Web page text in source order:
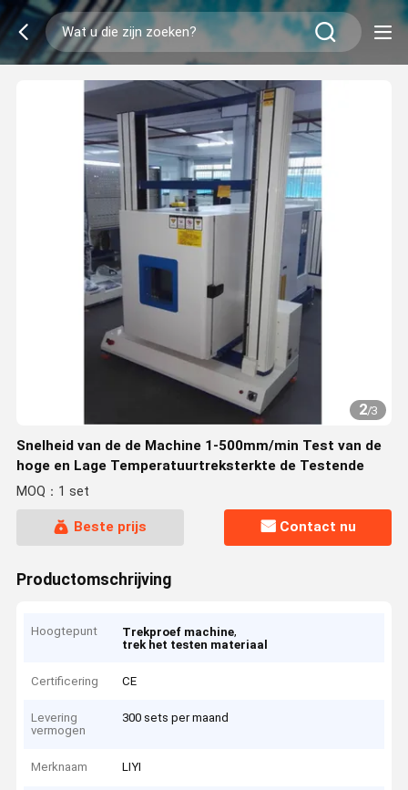
2/3
Snelheid van de de Machine 1-500mm/min Test van de
hoge en Lage Temperatuurtreksterkte de Testende
MOQ：1 set
Beste prijs Contact nu
Productomschrijving
Hoogtepunt Trekproef machine,
trek het testen materiaal
Certificering CE
Levering
vermogen
300 sets per maand
Merknaam LIYI